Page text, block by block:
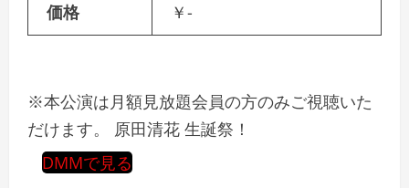
価格 ￥-
※本公演は月額見放題会員の方のみご視聴いた
だけます。 原田清花 生誕祭！
DMMで見る